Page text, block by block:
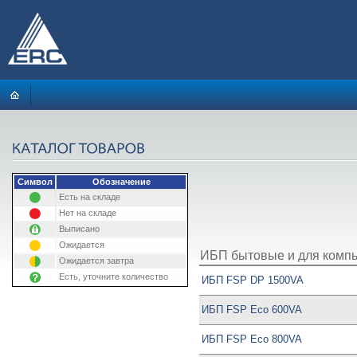
Символ
Обозначение
Есть на складе
Нет на складе
Выписано
Ожидается
Ожидается завтра
Есть, уточните количество
ИБП бытовые и для
ИБП FSP DP 1500VA
ИБП FSP Eco 600VA
ИБП FSP Eco 800VA